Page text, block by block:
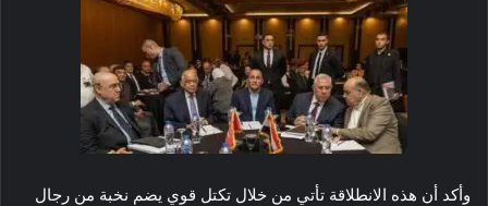
وأكد أن هذه الانطلاقة تأتي من خلال تكتل قوي يضم نخبة من رجال